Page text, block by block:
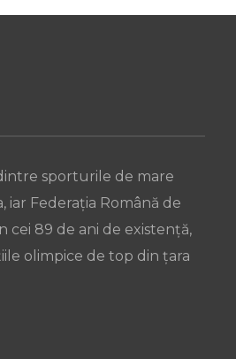
sporturile de mare
iar Federația Română de
cei 89 de ani de existență,
olimpice de top din țara